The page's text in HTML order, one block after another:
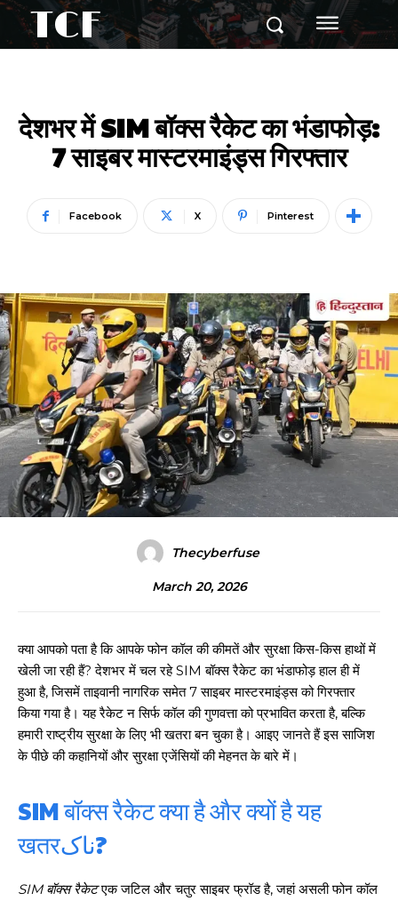
TCF
देशभर में SIM बॉक्स रैकेट का भंडाफोड़:
7 साइबर मास्टरमाइंड्स गिरफ्तार
Facebook X Pinterest
Thecyberfuse
March 20, 2026
क्या आपको पता है कि आपके फोन कॉल की कीमतें और सुरक्षा किस-किस हाथों में
खेली जा रही हैं? देशभर में चल रहे SIM बॉक्स रैकेट का भंडाफोड़ हाल ही में
हुआ है, जिसमें ताइवानी नागरिक समेत 7 साइबर मास्टरमाइंड्स को गिरफ्तार
किया गया है। यह रैकेट न सिर्फ कॉल की गुणवत्ता को प्रभावित करता है, बल्कि
हमारी राष्ट्रीय सुरक्षा के लिए भी खतरा बन चुका है। आइए जानते हैं इस साजिश
के पीछे की कहानियों और सुरक्षा एजेंसियों की मेहनत के बारे में।
SIM बॉक्स रैकेट क्या है और क्यों है यह
खतरناک?
SIM बॉक्स रैकेटएक जटिल और चतुर साइबर फ्रॉड है, जहां असली फोन कॉल